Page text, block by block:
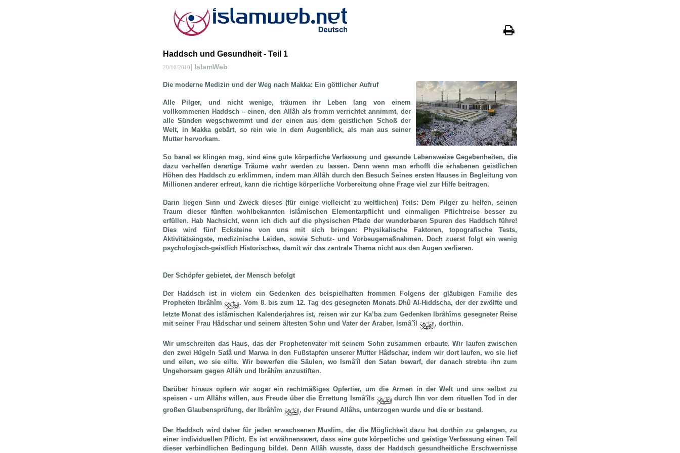
Haddsch und Gesundheit - Teil 1
20/10/2010| IslamWeb
Die moderne Medizin und der Weg nach Makka: Ein göttlicher Aufruf
Alle Pilger, und nicht wenige, träumen ihr Leben lang von einem
vollkommenen Haddsch – einen, den Allâh als fromm verrichtet annimmt, der
alle Sünden wegschwemmt und der einen aus dem geistlichen Schoß der
Welt, in Makka gebärt, so rein wie in dem Augenblick, als man aus seiner
Mutter hervorkam.
So banal es klingen mag, sind eine gute körperliche Verfassung und gesunde Lebensweise Gegebenheiten, die
dazu verhelfen derartige Träume wahr werden zu lassen. Denn wenn man erhofft die erhabenen geistlichen
Höhen des Haddsch zu erklimmen, indem man Allâh durch den Besuch Seines ersten Hauses in Begleitung von
Millionen anderer erfreut, kann die richtige körperliche Vorbereitung ohne Frage viel zur Hilfe beitragen.
Darin liegen Sinn und Zweck dieses (für einige vielleicht zu weltlichen) Teils: Dem Pilger zu helfen, seinen
Traum dieser fünften wohlbekannten islâmischen Elementarpflicht und einmaligen Pflichtreise besser zu
erfüllen. Hab Nachsicht, wenn ich dich auf die physischen Pfade der wunderbaren Spuren des Haddsch führe!
Dies wird fünf Ecksteine von uns mit sich bringen: Physikalische Faktoren, topografische Tests,
Aktivitätsängste, medizinische Leiden, sowie Schutz- und Vorbeugemaßnahmen. Doch zuerst folgt ein wenig
psychologisch-geistlich Historisches, damit wir das zentrale Thema nicht aus den Augen verlieren.
Der Schöpfer gebietet, der Mensch befolgt
Der Haddsch ist in vielem ein Gedenken des beispielhaften frommen Folgens der gläubigen Familie des
Propheten Ibrâhîm
. Vom 8. bis zum 12. Tag des gesegneten Monats Dhû Al-Hiddscha, der der zwölfte und
letzte Monat des islâmischen Kalenderjahres ist, reisen wir zur Ka’ba zum Gedenken Ibrâhîms gesegneter Reise
mit seiner Frau Hâdschar und seinem ältesten Sohn und Vater der Araber, Ismâ´îl
, dorthin.
Wir umschreiten das Haus, das der Prophetenvater mit seinem Sohn zusammen erbaute. Wir laufen zwischen
den zwei Hügeln Safâ und Marwa in den Fußstapfen unserer Mutter Hâdschar, indem wir dort laufen, wo sie lief
und eilen, wo sie eilte. Wir bewerfen die Säulen, wo Ismâ'îl den Satan bewarf, der danach strebte ihn zum
Ungehorsam gegen Allâh und Ibrâhîm anzustiften.
Darüber hinaus opfern wir sogar ein rechtmäßiges Opfertier, um die Armen in der Welt und uns selbst zu
speisen - um Allâhs willen, aus Freude über die Errettung Ismâ'îls
durch Ihn vor dem rituellen Tod in der
großen Glaubensprüfung, der Ibrâhîm
, der Freund Allâhs, unterzogen wurde und die er bestand.
Der Haddsch wird daher für jeden erwachsenen Muslim, der die Möglichkeit dazu hat dorthin zu gelangen, zu
einer individuellen Pflicht. Es ist erwähnenswert, dass eine gute körperliche und geistige Verfassung einen Teil
dieser verbindlichen Bedingung bildet. Denn Allâh wusste, dass der Haddsch gesundheitliche Erschwernisse